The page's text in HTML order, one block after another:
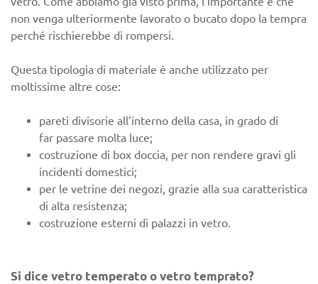
non venga ulteriormente lavorato o bucato dopo la tempra
perché rischierebbe di rompersi.
Questa tipologia di materiale è anche utilizzato per
moltissime altre cose:
pareti divisorie all’interno della casa, in grado di
far passare molta luce;
costruzione di box doccia, per non rendere gravi gli
incidenti domestici;
per le vetrine dei negozi, grazie alla sua caratteristica
di alta resistenza;
costruzione esterni di palazzi in vetro.
Si dice vetro temperato o vetro temprato?